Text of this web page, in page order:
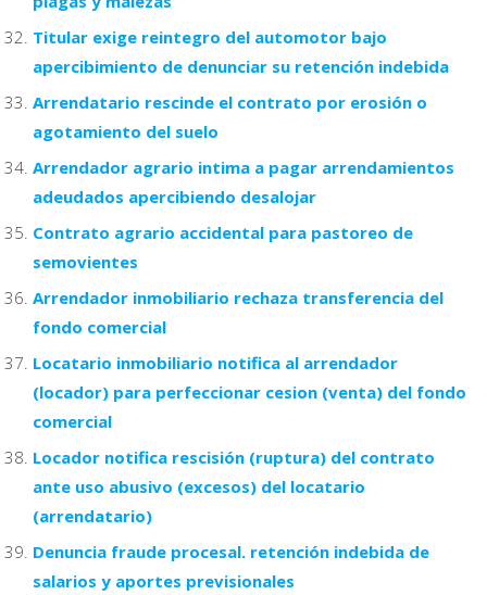
Titular exige reintegro del automotor bajo
apercibimiento de denunciar su retención indebida
Arrendatario rescinde el contrato por erosión o
agotamiento del suelo
Arrendador agrario intima a pagar arrendamientos
adeudados apercibiendo desalojar
Contrato agrario accidental para pastoreo de
semovientes
Arrendador inmobiliario rechaza transferencia del
fondo comercial
Locatario inmobiliario notifica al arrendador
(locador) para perfeccionar cesion (venta) del fondo
comercial
Locador notifica rescisión (ruptura) del contrato
ante uso abusivo (excesos) del locatario
(arrendatario)
Denuncia fraude procesal. retención indebida de
salarios y aportes previsionales